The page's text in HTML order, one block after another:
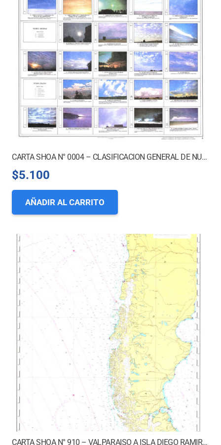
CARTA SHOA N° 0004 – CLASIFICACION GENERAL DE NUBES
$5.100
AÑADIR AL CARRITO
CARTA SHOA N° 910 – VALPARAISO A ISLA DIEGO RAMIREZ